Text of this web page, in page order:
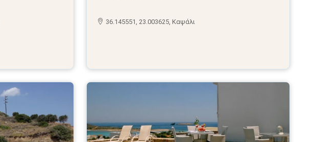
36.145551, 23.003625, Καψάλι